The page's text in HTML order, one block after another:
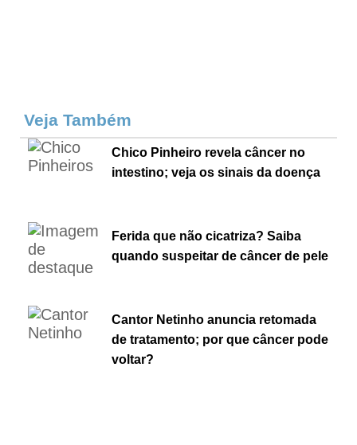
Veja Também
Chico Pinheiro revela câncer no
intestino; veja os sinais da doença
Ferida que não cicatriza? Saiba
quando suspeitar de câncer de pele
Cantor Netinho anuncia retomada
de tratamento; por que câncer pode
voltar?